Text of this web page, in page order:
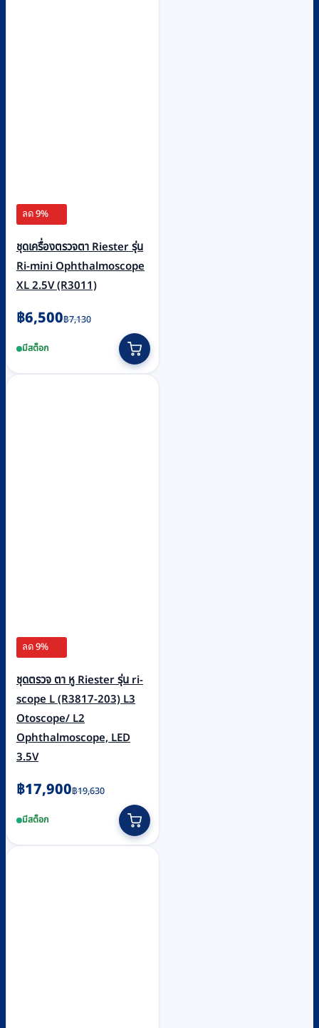
ลด 9%
ชุดเครื่องตรวจตา Riester รุ่น
Ri-mini Ophthalmoscope
XL 2.5V (R3011)
฿7,130
Original
was:
฿7,130.
฿6,500
Current
is:
฿6,500.
มีสต็อก
ลด 9%
ชุดตรวจ ตา หู Riester รุ่น ri-
scope L (R3817-203) L3
Otoscope/ L2
Ophthalmoscope, LED
3.5V
฿19,630
Original
was:
฿19,630.
฿17,900
Current
is:
฿17,900.
มีสต็อก